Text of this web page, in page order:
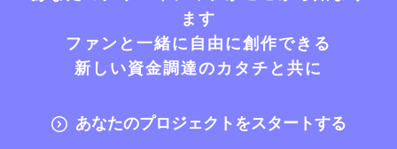
ます
ファンと一緒に自由に創作できる
新しい資金調達のカタチと共に
あなたのプロジェクトをスタートする